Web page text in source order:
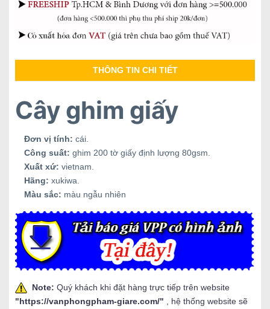
THÔNG TIN CHI TIẾT
Cây ghim giấy
Đơn vị tính: cái.
Công suất: ghim 200 tờ giấy định lượng 80gsm.
Xuất xứ: vietnam.
Hãng: xukiwa.
Màu sắc: màu ngẫu nhiên
Note: Quý khách khi đặt hàng trực tiếp trên website
"https://vanphongpham-giare.com/"
, hệ thống website sẽ